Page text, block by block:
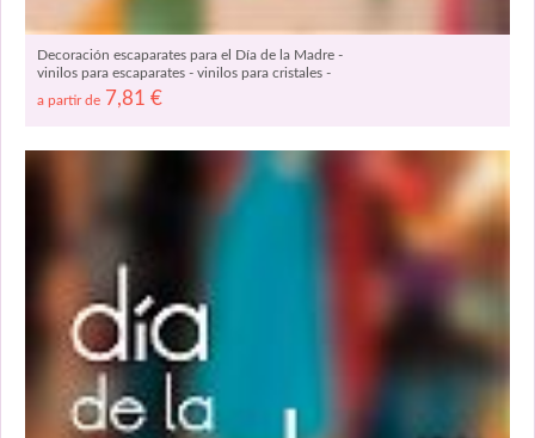
Decoración escaparates para el Día de la Madre -
vinilos para escaparates - vinilos para cristales -
vinilos para ventanas 04330
a partir de 7,81 €